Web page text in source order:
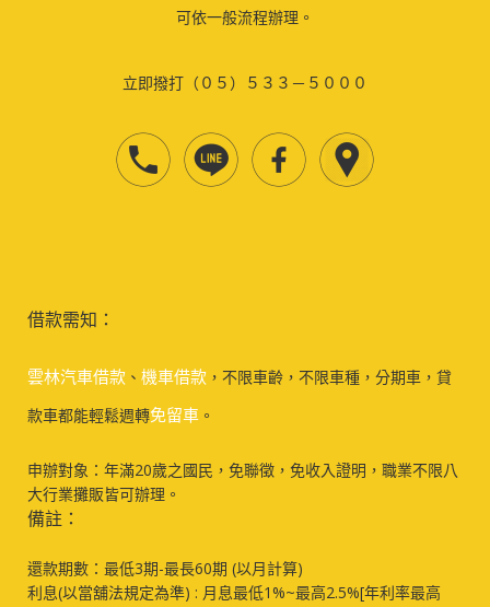
可依一般流程辦理。
立即撥打（０５）５３３－５０００
借款需知：
雲林汽車借款 、 機車借款 ，不限車齡，不限車種，分期車，貸
款車都能輕鬆週轉免留車 。
申辦對象：年滿20歲之國民，免聯徵，免收入證明，職業不限八
大行業攤販皆可辦理。
備註：
還款期數：最低3期-最長60期 (以月計算)
利息(以當舖法規定為準) : 月息最低1%~最高2.5%[年利率最高